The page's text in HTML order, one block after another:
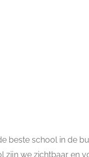
beste school in de
zijn we zichtbaar en